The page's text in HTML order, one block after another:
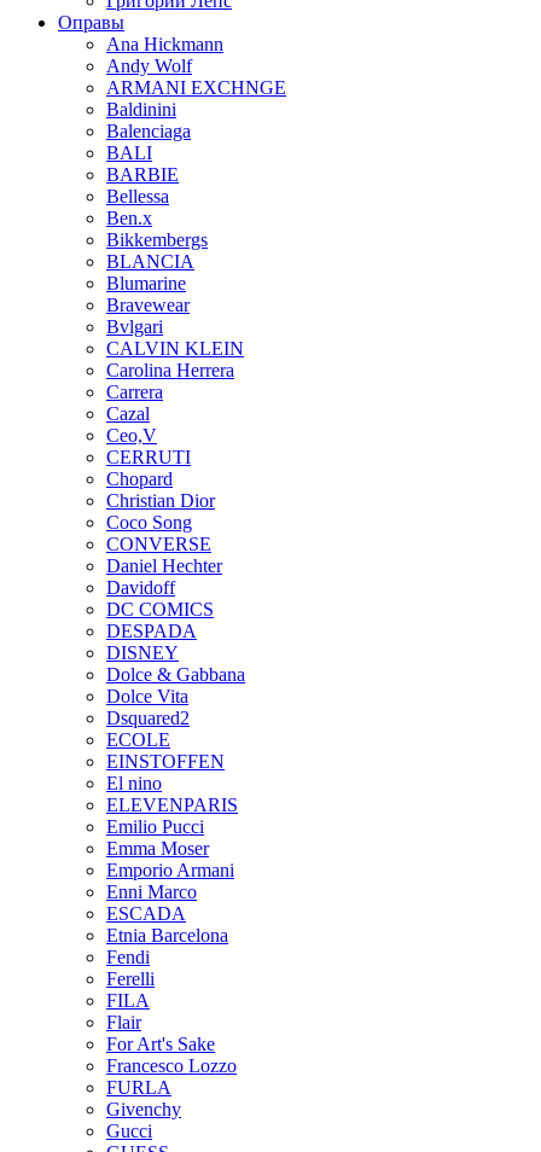
Оправы
Ana Hickmann
Andy Wolf
ARMANI EXCHNGE
Baldinini
Balenciaga
BALI
BARBIE
Bellessa
Ben.x
Bikkembergs
BLANCIA
Blumarine
Bravewear
Bvlgari
CALVIN KLEIN
Carolina Herrera
Carrera
Cazal
Ceo,V
CERRUTI
Chopard
Christian Dior
Coco Song
CONVERSE
Daniel Hechter
Davidoff
DC COMICS
DESPADA
DISNEY
Dolce & Gabbana
Dolce Vita
Dsquared2
ECOLE
EINSTOFFEN
El nino
ELEVENPARIS
Emilio Pucci
Emma Moser
Emporio Armani
Enni Marco
ESCADA
Etnia Barcelona
Fendi
Ferelli
FILA
Flair
For Art's Sake
Francesco Lozzo
FURLA
Givenchy
Gucci